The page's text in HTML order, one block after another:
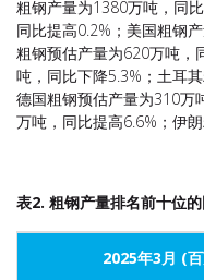
粗钢产量为1380万吨，同
同比提高0.2%；美国粗钢
粗钢预估产量为620万吨，
吨，同比下降5.3%；土耳
德国粗钢预估产量为310万
万吨，同比提高6.6%；伊
表2. 粗钢产量排名前十位
2025年3月 (